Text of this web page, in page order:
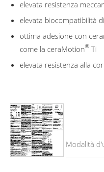
elevata resistenza
elevata biocompatibilità
ottima adesione con
come la ceraMotion® Ti
elevata resistenza alla
Modalità